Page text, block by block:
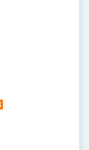
面對未來挑戰 堅持
流合作